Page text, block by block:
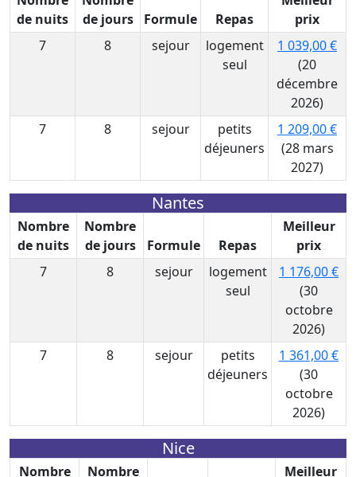
de nuits
de jours
Formule Repas
prix
7
8 sejour
logement
seul
1 039,00 €
(20
décembre
2026)
7
8 sejour
petits
déjeuners
1 209,00 €
(28 mars
2027)
Nantes
Nombre
de nuits
Nombre
de jours
Formule Repas
Meilleur
prix
7
8 sejour
logement
seul
1 176,00 €
(30
octobre
2026)
7
8 sejour
petits
déjeuners
1 361,00 €
(30
octobre
2026)
Nice
Nombre
Nombre
Meilleur